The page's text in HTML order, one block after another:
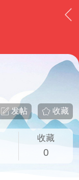
收藏
发帖
收藏
0